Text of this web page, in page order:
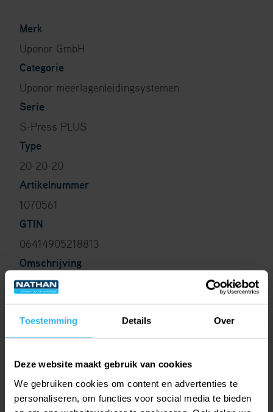
Toestemming Details Over
Deze website maakt gebruik van cookies
We gebruiken cookies om content en advertenties te
personaliseren, om functies voor social media te bieden
Merk
Uponor GmbH
Categorie
Uponor meerlagenleidingsystemen
Serie
S-Press PLUS
Type
20-20-20
Artikelnummer
1070561
GTIN
06414905218813
Omschrijving
De nieuwe generatie perskoppelingen (14 tm 32
mm) voor het maken van een permanente
persverbinding.